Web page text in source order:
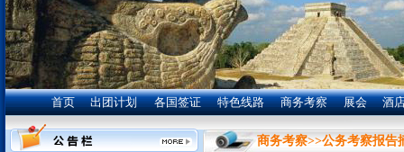
首页 出团计划 各国签证 特色线路 商务考察 展会 酒
我们竭诚为您服务: 商务考察>>公务考察报告